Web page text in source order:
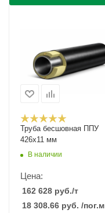
Труба бесшовная ППУ
426х11 мм
В наличии
Цена:
162 628 руб./т
18 308.66 руб. /пог.м